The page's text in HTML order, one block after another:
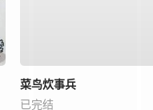
菜鸟炊事兵
已完结